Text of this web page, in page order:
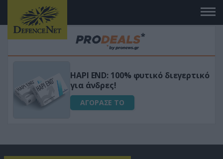
Μεταμόρφωσε τον κήπο σου με το
Ultra Box Μίνι Αλυσοπρίονο με
μπαταρία λιθίου
ΑΓΟΡΑΣΕ ΤΟ